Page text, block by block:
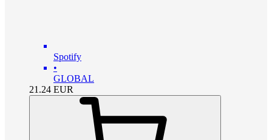
Spotify
•
GLOBAL
21.24 EUR